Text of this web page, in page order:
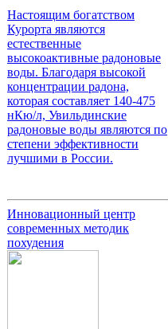
Настоящим богатством
Курорта являются
естественные
высокоактивные радоновые
воды. Благодаря высокой
концентрации радона,
которая составляет 140-475
нКю/л, Увильдинские
радоновые воды являются по
степени эффективности
лучшими в России.
Инновационный центр
современных методик
похудения